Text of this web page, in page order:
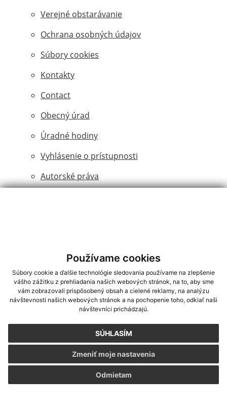
Používame cookies
Súbory cookie a ďalšie technológie sledovania používame na zlepšenie
vášho zážitku z prehliadania našich webových stránok, na to, aby sme
vám zobrazovali prispôsobený obsah a cielené reklamy, na analýzu
návštevnosti našich webových stránok a na pochopenie toho, odkiaľ naši
návštevníci prichádzajú.
SÚHLASÍM
Odmietam
Zmeniť moje nastavenia
Verejné obstarávanie
Ochrana osobných údajov
Súbory cookies
Kontakty
Contact
Obecný úrad
Úradné hodiny
Vyhlásenie o prístupnosti
Autorské práva
Odvoz odpadu
Udalosti
Pozemkové spoločenstvo Martovce
Overovanie listín
Stavebný poriadok
Miestne dane, poplatky a cenník služieb